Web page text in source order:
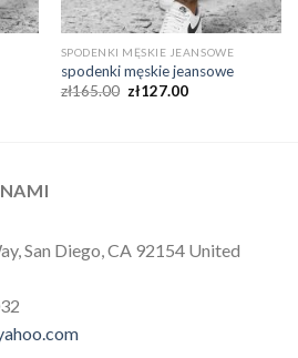
SPODENKI MĘSKIE JEANSOWE
spodenki męskie jeansowe
zł165.00 zł127.00
San Diego, CA 92154 United